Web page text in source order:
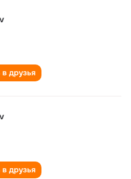
друзья
друзья